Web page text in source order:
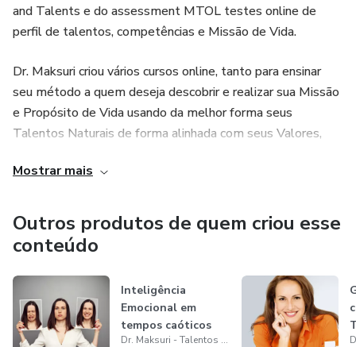
and Talents e do assessment MTOL testes online de
perfil de talentos, competências e Missão de Vida.
Dr. Maksuri criou vários cursos online, tanto para ensinar
seu método a quem deseja descobrir e realizar sua Missão
e Propósito de Vida usando da melhor forma seus
Talentos Naturais de forma alinhada com seus Valores,
para formar multiplicadores de seu método (Analistas
Mostrar mais
Outros produtos de quem criou esse
conteúdo
Inteligência
Emocional em
tempos caóticos
Dr. Maksuri - Talentos com Propósito